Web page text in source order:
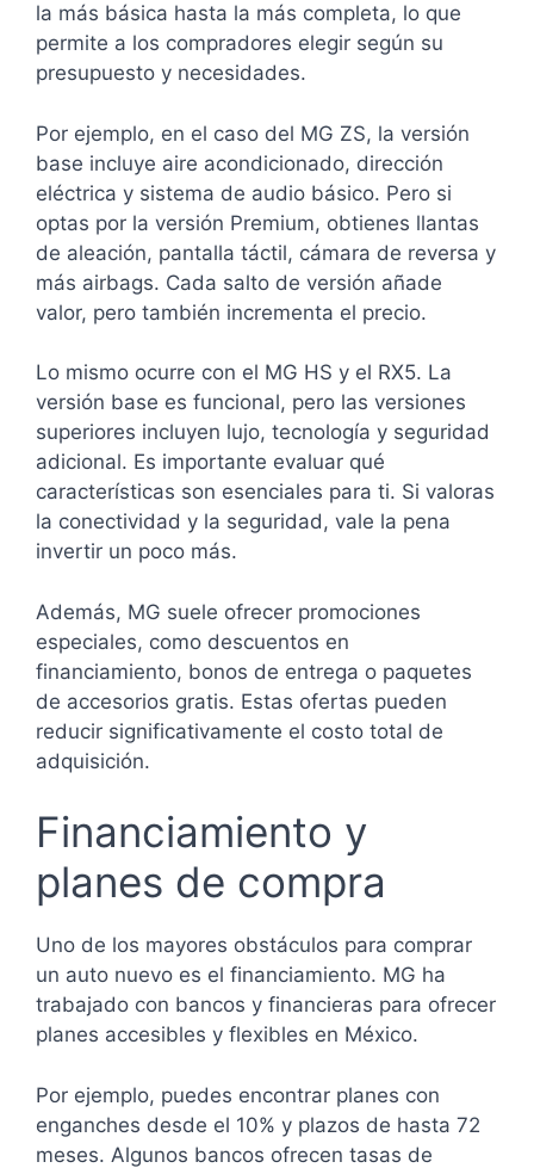
la más básica hasta la más completa, lo que
permite a los compradores elegir según su
presupuesto y necesidades.
Por ejemplo, en el caso del MG ZS, la versión
base incluye aire acondicionado, dirección
eléctrica y sistema de audio básico. Pero si
optas por la versión Premium, obtienes llantas
de aleación, pantalla táctil, cámara de reversa y
más airbags. Cada salto de versión añade
valor, pero también incrementa el precio.
Lo mismo ocurre con el MG HS y el RX5. La
versión base es funcional, pero las versiones
superiores incluyen lujo, tecnología y seguridad
adicional. Es importante evaluar qué
características son esenciales para ti. Si valoras
la conectividad y la seguridad, vale la pena
invertir un poco más.
Además, MG suele ofrecer promociones
especiales, como descuentos en
financiamiento, bonos de entrega o paquetes
de accesorios gratis. Estas ofertas pueden
reducir significativamente el costo total de
adquisición.
Financiamiento y
planes de compra
Uno de los mayores obstáculos para comprar
un auto nuevo es el financiamiento. MG ha
trabajado con bancos y financieras para ofrecer
planes accesibles y flexibles en México.
Por ejemplo, puedes encontrar planes con
enganches desde el 10% y plazos de hasta 72
meses. Algunos bancos ofrecen tasas de